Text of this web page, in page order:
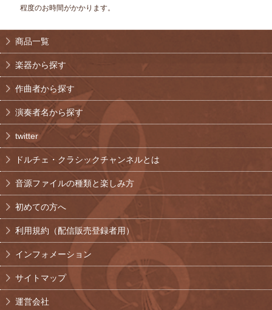
程度のお時間がかかります。
商品一覧
楽器から探す
作曲者から探す
演奏者名から探す
twitter
ドルチェ・クラシックチャンネルとは
音源ファイルの種類と楽しみ方
初めての方へ
利用規約（配信販売登録者用）
インフォメーション
サイトマップ
運営会社